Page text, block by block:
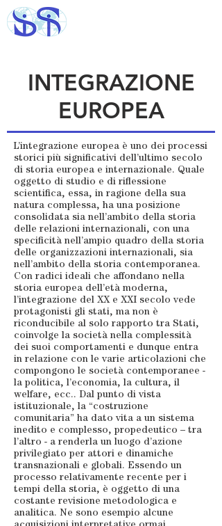
INTEGRAZIONE
EUROPEA
L’integrazione europea è uno dei processi
storici più significativi dell’ultimo secolo
di storia europea e internazionale. Quale
oggetto di studio e di riflessione
scientifica, essa, in ragione della sua
natura complessa, ha una posizione
consolidata sia nell’ambito della storia
delle relazioni internazionali, con una
specificità nell’ampio quadro della storia
delle organizzazioni internazionali, sia
nell’ambito della storia contemporanea.
Con radici ideali che affondano nella
storia europea dell’età moderna,
l’integrazione del XX e XXI secolo vede
protagonisti gli stati, ma non è
riconducibile al solo rapporto tra Stati,
coinvolge la società nella complessità
dei suoi comportamenti e dunque entra
in relazione con le varie articolazioni che
compongono le società contemporanee -
la politica, l’economia, la cultura, il
welfare, ecc.. Dal punto di vista
istituzionale, la “costruzione
comunitaria” ha dato vita a un sistema
inedito e complesso, propedeutico – tra
l’altro - a renderla un luogo d’azione
privilegiato per attori e dinamiche
transnazionali e globali. Essendo un
processo relativamente recente per i
tempi della storia, è oggetto di una
costante revisione metodologica e
analitica. Ne sono esempio alcune